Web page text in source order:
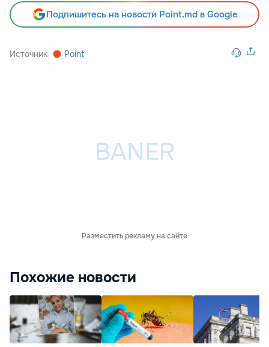
Подпишитесь на новости Point.md в Google
Источник Point
Разместить рекламу на сайте
Похожие новости